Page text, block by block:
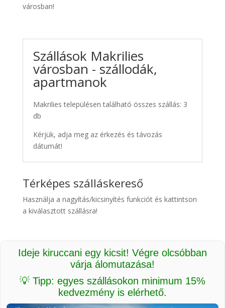
városban!
Szállások Makrilies
városban - szállodák,
apartmanok
Makrilies településen található összes szállás: 3
db
Kérjük, adja meg az érkezés és távozás
dátumát!
Térképes szálláskereső
Használja a nagyítás/kicsinyítés funkciót és kattintson
a kiválasztott szállásra!
Ideje kiruccani egy kicsit! Végre olcsóbban
várja álomutazása!
💡 Tipp: egyes szállásokon minimum 15%
kedvezmény is elérhető.